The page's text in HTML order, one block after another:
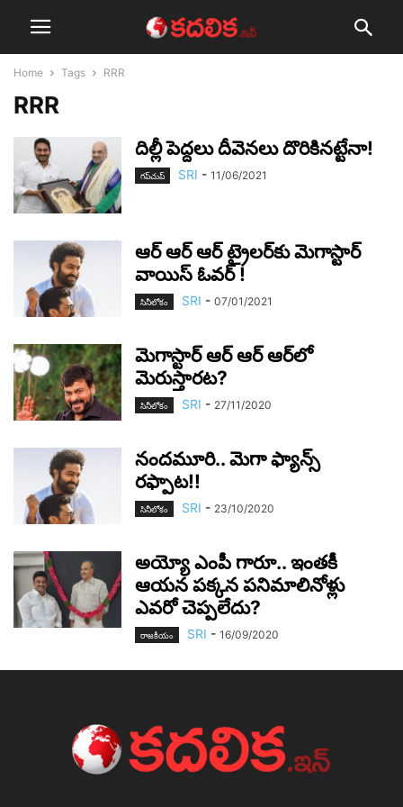
Home Tags RRR
RRR
దిల్లీ పెద్ద‌లు దీవెన‌లు దొరికిన‌ట్టేనా!
గ‌ప్‌చుప్ SRI - 11/06/2021
ఆర్ ఆర్ ఆర్ ట్రైల‌ర్‌కు మెగాస్టార్
వాయిస్ ఓవ‌ర్ !
సినీలోకం SRI - 07/01/2021
మెగాస్టార్ ఆర్ ఆర్ ఆర్‌లో
మెరుస్తార‌ట‌?
సినీలోకం SRI - 27/11/2020
నంద‌మూరి.. మెగా ఫ్యాన్స్
ర‌ఫ్పాట‌!!
సినీలోకం SRI - 23/10/2020
అయ్యో ఎంపీ గారూ.. ఇంత‌కీ
ఆయ‌న‌ ప‌క్క‌న ప‌నిమాలినోళ్లు
ఎవ‌రో చెప్ప‌లేదు?
రాజ‌కీయం SRI - 16/09/2020